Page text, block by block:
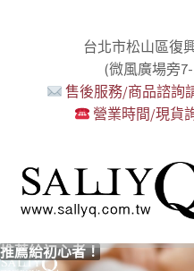
台北市松山區復
(微風廣場旁
售後服務/商品諮詢
營業時間/現貨
跳
至
導
列
跳
至
主
內
推薦給初心者！
用藥三分毒！
絕對拘束、絕對快感！
野外調教專區請點我！
零卡分期小額支付!
高潮小哥哥！
免下車也可以購物！
時尚真皮Ｋ金手腳環+短鏈
K金綺娜情趣時尚組
嘗試輕柔的SM，你要一起嗎？
Bess2 買1送4毫無冷場！
免洗潤滑 快適生活提案者
小兔乳夾 遠端遙控想壞壞！
雙悅彎 建立你的多重高潮宇宙
蜜穴攪拌棒 瞄準性感的私密區
男人，也該犒賞自己了！
門市消費送時尚收納包
出貨調整公告
人氣男優情慾寫真
SallyQ老師客製化語音服務